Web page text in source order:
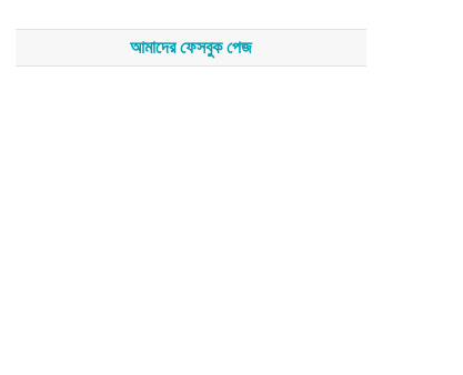
আমাদের ফেসবুক পেজ